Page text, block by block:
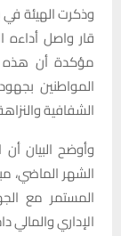
وذكرت الهيئة في
قار واصل أداءه
مؤكدة أن هذه
المواطنين
الشفافية
وأوضح البيان
الشهر الماضي،
المستمر مع
الإداري